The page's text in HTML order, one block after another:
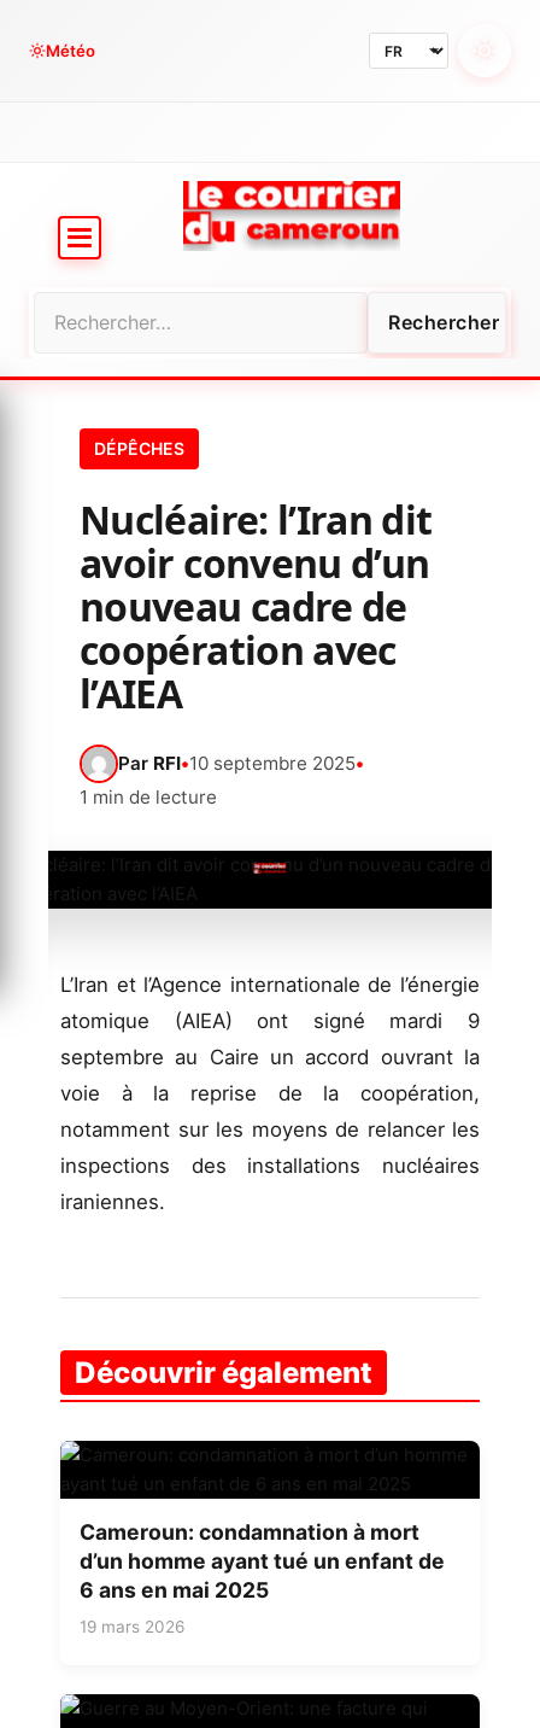
Météo
DÉPÊCHES
Nucléaire: l’Iran dit
avoir convenu d’un
nouveau cadre de
coopération avec
l’AIEA
Par RFI•10 septembre 2025•
1 min de lecture
L’Iran et l’Agence internationale de l’énergie
atomique (AIEA) ont signé mardi 9
septembre au Caire un accord ouvrant la
voie à la reprise de la coopération,
notamment sur les moyens de relancer les
inspections des installations nucléaires
iraniennes.
Découvrir également
Cameroun: condamnation à mort
d’un homme ayant tué un enfant de
6 ans en mai 2025
19 mars 2026